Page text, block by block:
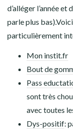
d’alléger l’année et
parle plus
particulièrement
Mon instit.fr
Bout de
Pass
sont très
avec toutes
Dys-positif: